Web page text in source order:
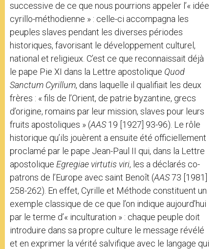
successive de ce que nous pourrions appeler l’« idée
cyrillo-méthodienne » : celle-ci accompagna les
peuples slaves pendant les diverses périodes
historiques, favorisant le développement culturel,
national et religieux. C’est ce que reconnaissait déjà
le pape Pie XI dans la Lettre apostolique Quod
Sanctum Cyrillum, dans laquelle il qualifiait les deux
frères : « fils de l’Orient, de patrie byzantine, grecs
d’origine, romains par leur mission, slaves pour leurs
fruits apostoliques » (AAS19 [1927] 93-96). Le rôle
historique qu’ils jouèrent a ensuite été officiellement
proclamé par le pape Jean-Paul II qui, dans la Lettre
apostolique Egregiae virtutis viri, les a déclarés co-
patrons de l’Europe avec saint Benoît (AAS73 [1981]
258-262). En effet, Cyrille et Méthode constituent un
exemple classique de ce que l’on indique aujourd’hui
par le terme d’« inculturation » : chaque peuple doit
introduire dans sa propre culture le message révélé
et en exprimer la vérité salvifique avec le langage qui